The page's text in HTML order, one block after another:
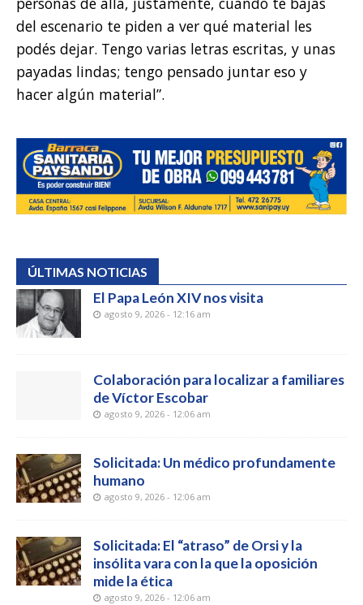
del escenario te piden a ver qué material les
podés dejar. Tengo varias letras escritas, y unas
payadas lindas; tengo pensado juntar eso y
hacer algún material”.
ÚLTIMAS NOTICIAS
El Papa León XIV nos visita
agosto 9, 2026 - 12:16 am
Colaboración para localizar a familiares
de Víctor Escobar
agosto 9, 2026 - 12:06 am
Solicitada: Un médico profundamente
humano
agosto 9, 2026 - 12:06 am
Solicitada: El “atraso” de Orsi y la
insólita vara con la que la oposición
mide la ética
agosto 9, 2026 - 12:06 am